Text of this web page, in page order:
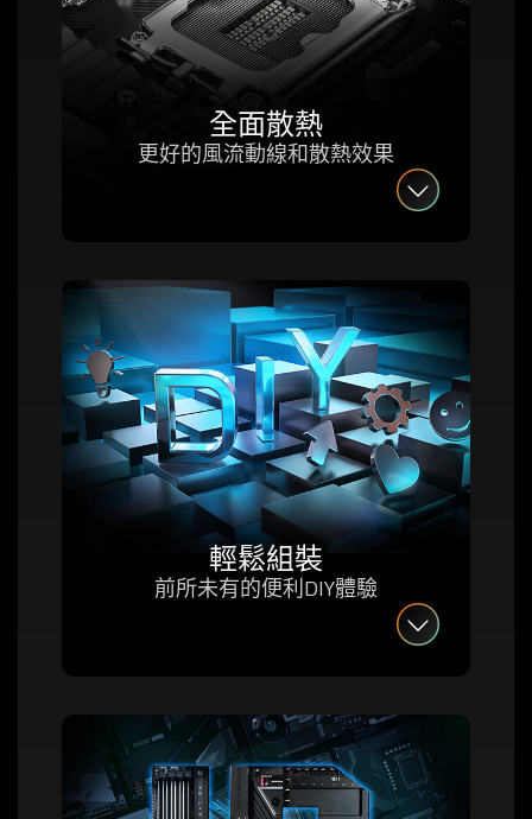
全面散熱
更好的風流動線和散熱效果
輕鬆組裝
前所未有的便利DIY體驗